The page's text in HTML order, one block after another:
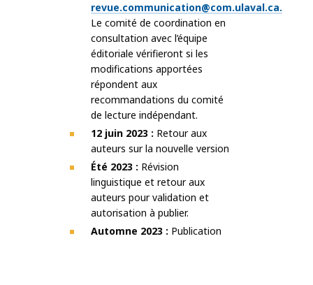
revue.communication@com.ulaval.ca.
Le comité de coordination en
consultation avec l’équipe
éditoriale vérifieront si les
modifications apportées
répondent aux
recommandations du comité
de lecture indépendant.
12 juin 2023 : Retour aux
auteurs sur la nouvelle version
Été 2023 : Révision
linguistique et retour aux
auteurs pour validation et
autorisation à publier.
Automne 2023 : Publication